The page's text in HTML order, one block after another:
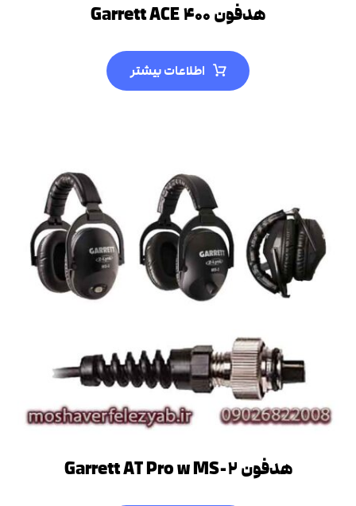
هدفون Garrett ACE ۴۰۰
اطلاعات بیشتر
هدفون Garrett AT Pro w MS-۲